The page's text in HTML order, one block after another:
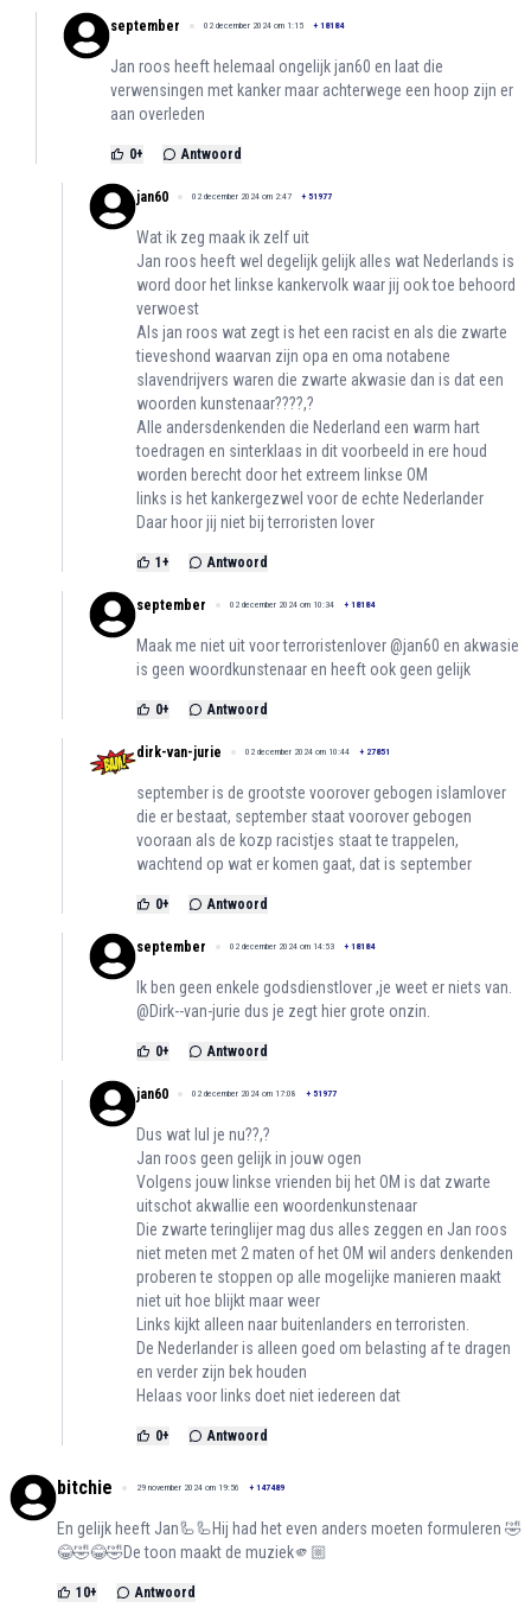
september 02 december 2024 om 1:15 + 18184
Jan roos heeft helemaal ongelijk jan60 en laat die
verwensingen met kanker maar achterwege een hoop zijn er
aan overleden
0+ Antwoord
jan60 02 december 2024 om 2:47 + 51977
Wat ik zeg maak ik zelf uit
Jan roos heeft wel degelijk gelijk alles wat Nederlands is
word door het linkse kankervolk waar jij ook toe behoord
verwoest
Als jan roos wat zegt is het een racist en als die zwarte
tieveshond waarvan zijn opa en oma notabene
slavendrijvers waren die zwarte akwasie dan is dat een
woorden kunstenaar????,?
Alle andersdenkenden die Nederland een warm hart
toedragen en sinterklaas in dit voorbeeld in ere houd
worden berecht door het extreem linkse OM
links is het kankergezwel voor de echte Nederlander
Daar hoor jij niet bij terroristen lover
1+ Antwoord
september 02 december 2024 om 10:34 + 18184
Maak me niet uit voor terroristenlover @jan60 en akwasie
is geen woordkunstenaar en heeft ook geen gelijk
0+ Antwoord
dirk-van-jurie 02 december 2024 om 10:44 + 27851
september is de grootste voorover gebogen islamlover
die er bestaat, september staat voorover gebogen
vooraan als de kozp racistjes staat te trappelen,
wachtend op wat er komen gaat, dat is september
0+ Antwoord
september 02 december 2024 om 14:53 + 18184
Ik ben geen enkele godsdienstlover ,je weet er niets van.
@Dirk--van-jurie dus je zegt hier grote onzin.
0+ Antwoord
jan60 02 december 2024 om 17:08 + 51977
Dus wat lul je nu??,?
Jan roos geen gelijk in jouw ogen
Volgens jouw linkse vrienden bij het OM is dat zwarte
uitschot akwallie een woordenkunstenaar
Die zwarte teringlijer mag dus alles zeggen en Jan roos
niet meten met 2 maten of het OM wil anders denkenden
proberen te stoppen op alle mogelijke manieren maakt
niet uit hoe blijkt maar weer
Links kijkt alleen naar buitenlanders en terroristen.
De Nederlander is alleen goed om belasting af te dragen
en verder zijn bek houden
Helaas voor links doet niet iedereen dat
0+ Antwoord
bitchie 29 november 2024 om 19:56 + 147489
En gelijk heeft Jan🦾🦾Hij had het even anders moeten formuleren 🤣
😂🤣😂🤣De toon maakt de muziek🫵🏼
10+ Antwoord